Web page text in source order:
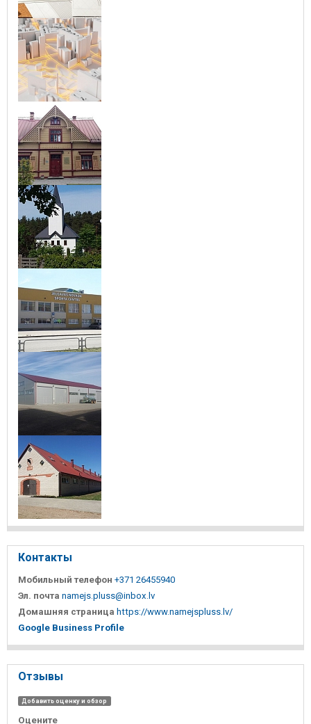
Контакты
Мобильный телефон +371 26455940
Эл. почта namejs.pluss@inbox.lv
Домашняя страница https://www.namejspluss.lv/
Google Business Profile
Отзывы
Добавить оценку и обзор
Оцените